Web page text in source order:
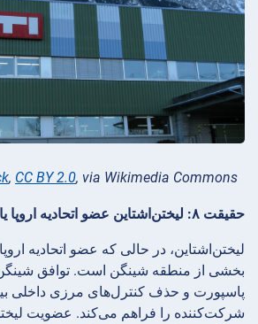
, CC BY 2.0, via Wikimedia Commons
حقیقت ۸: لیختن‌اشتاین عضو اتحادیه اروپا یا ناتو نیست
بخشی از منطقه شینگن است. توافق
پاسپورت و حذف کنترل‌های مرزی داخلی
شرکت‌کننده را فراهم می‌کند. عضویت